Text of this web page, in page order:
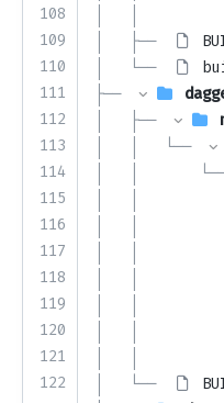
108
109
110
111
112
113
114
115
116
117
118
119
120
121
122
│   │
│   ├──
│   └──
├──
│   ├──
│   │   └──
│   │
│   │
│   │
│   │
│   │
│   │
│   │
│   │
│   └──